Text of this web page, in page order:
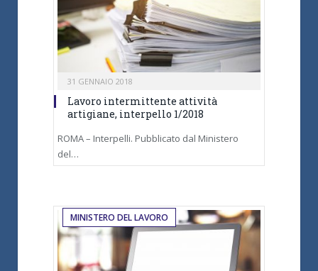
31 GENNAIO 2018
Lavoro intermittente attività
artigiane, interpello 1/2018
ROMA – Interpelli. Pubblicato dal Ministero
del…
MINISTERO DEL LAVORO